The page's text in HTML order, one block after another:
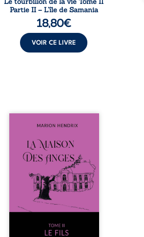
Partie II – L’île de Samania
18,80€
VOIR CE LIVRE
Nous sommes en 1979, soit 15
patriarche Anatole-Eustache.
La famille devra affronter non
seulement un inconnu qui rôde
autour du domaine et dont
Firmin, le fidèle majordome,
redoute les visites, le passé
encombrant d’Anatole-
Eustache, la malédiction
familiale, mais aussi la toute-
puissance de Gauthier. Mais
comment dompter cet enfant
avant qu’il ...